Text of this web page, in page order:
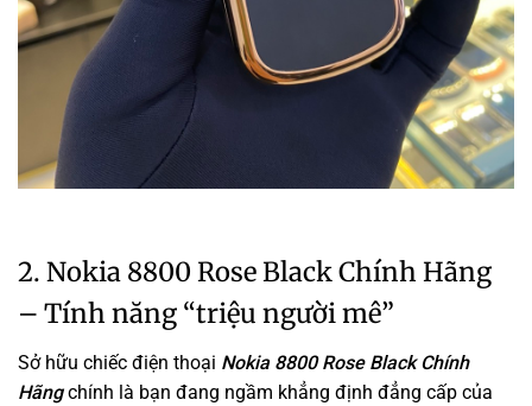
2. Nokia 8800 Rose Black Chính Hãng
– Tính năng “triệu người mê”
Sở hữu chiếc điện thoại Nokia 8800 Rose Black Chính
Hãngchính là bạn đang ngầm khẳng định đẳng cấp của